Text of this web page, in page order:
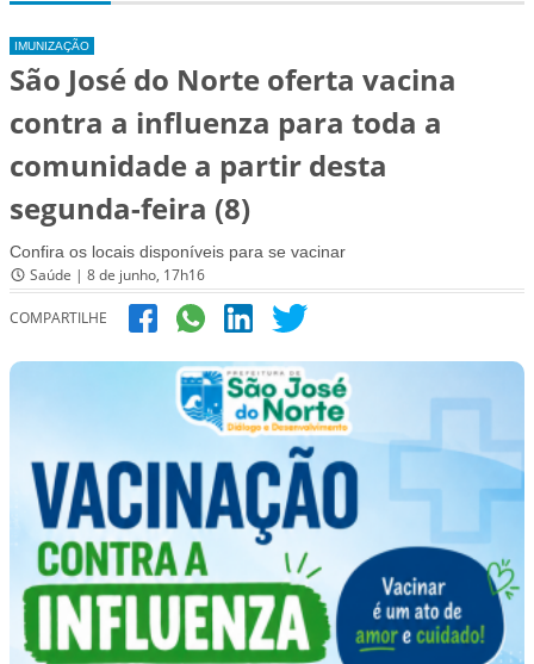
IMUNIZAÇÃO
São José do Norte oferta vacina
contra a influenza para toda a
comunidade a partir desta
segunda-feira (8)
Confira os locais disponíveis para se vacinar
Saúde | 8 de junho, 17h16
COMPARTILHE